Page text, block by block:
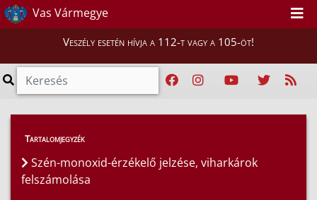
Vas Vármegye
Veszély esetén hívja a 112-t vagy a 105-öt!
Híreink > Hírek
Tartalomjegyzék
Szén-monoxid-érzékelő jelzése, viharkárok
felszámolása